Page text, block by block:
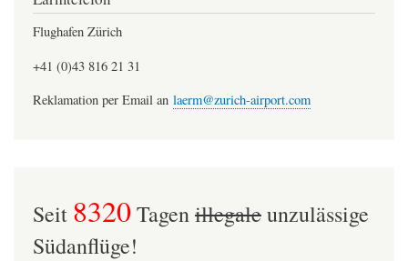
Flughafen Zürich
+41 (0)43 816 21 31
Reklamation per Email an laerm@zurich-airport.com
Seit 8320Tagenillegaleunzulässige
Südanflüge!